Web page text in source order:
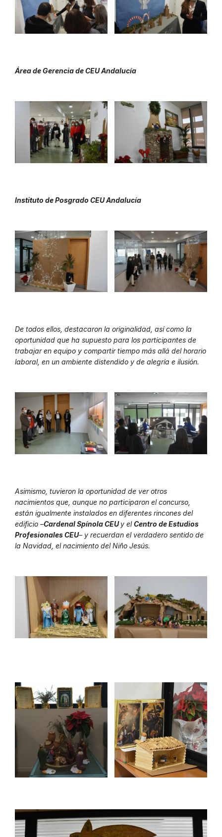
Área de Gerencia de CEU Andalucía
Instituto de Posgrado CEU Andalucía
De todos ellos, destacaron la originalidad, así como la
oportunidad que ha supuesto para los participantes de
trabajar en equipo y compartir tiempo más allá del horario
laboral, en un ambiente distendido y de alegría e ilusión.
Asimismo, tuvieron la oportunidad de ver otros
nacimientos que, aunque no participaron el concurso,
están igualmente instalados en diferentes rincones del
edificio –Cardenal Spínola CEUy elCentro de Estudios
Profesionales CEU– y recuerdan el verdadero sentido de
la Navidad, el nacimiento del Niño Jesús.